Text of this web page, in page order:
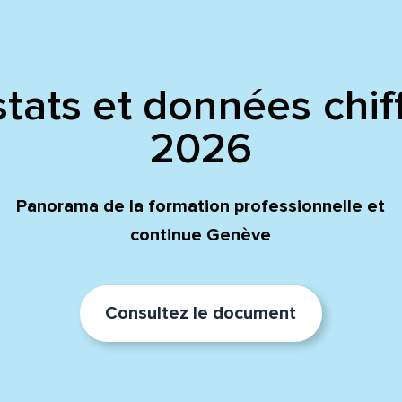
et données
2026
Panorama de la formation professionnelle et
continue Genève
Consultez le document